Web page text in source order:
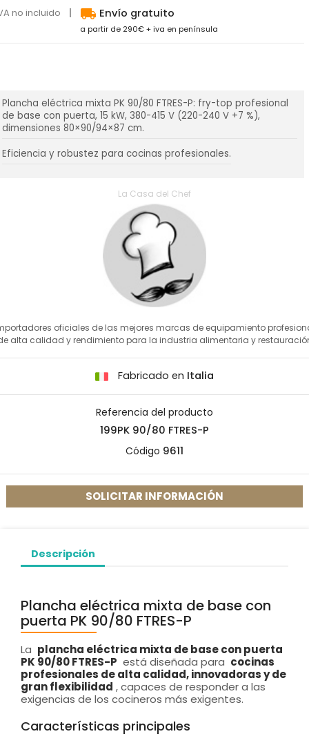
no incluido local_shipping Envío gratuito
a partir de 290€ + iva en península
Plancha eléctrica mixta PK 90/80 FTRES-P: fry-top profesional
de base con puerta, 15 kW, 380-415 V (220-240 V +7 %),
dimensiones 80×90/94×87 cm.
Eficiencia y robustez para cocinas profesionales.
La Casa del Chef
oficiales de las mejores marcas de equipamiento
alta calidad y rendimiento para la industria alimentaria y
Fabricado en Italia
Referencia del producto
199PK 90/80 FTRES-P
Código 9611
SOLICITAR INFORMACIÓN
Descripción
Plancha eléctrica mixta de base con
puerta PK 90/80 FTRES-P
La plancha eléctrica mixta de base con puerta
PK 90/80 FTRES-P está diseñada para cocinas
profesionales de alta calidad, innovadoras y de
gran flexibilidad , capaces de responder a las
exigencias de los cocineros más exigentes.
Características principales